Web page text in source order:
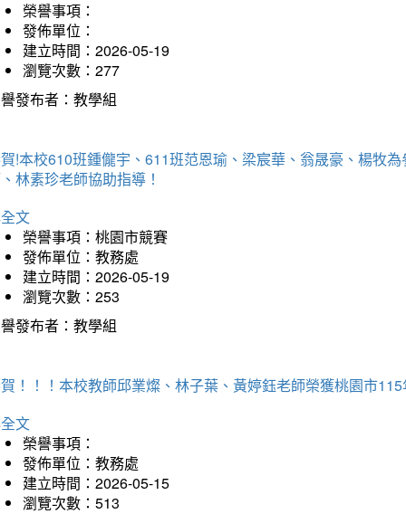
榮譽事項：
發佈單位：
建立時間：2026-05-19
瀏覽次數：277
發布者：教學組
!本校610班鍾儱宇、611班范恩瑜、梁宸華、翁晟豪、楊牧
林素珍老師協助指導！
文
榮譽事項：桃園市競賽
發佈單位：教務處
建立時間：2026-05-19
瀏覽次數：253
發布者：教學組
！！！本校教師邱業燦、林子葉、黃婷鈺老師榮獲桃園市
文
榮譽事項：
發佈單位：教務處
建立時間：2026-05-15
瀏覽次數：513